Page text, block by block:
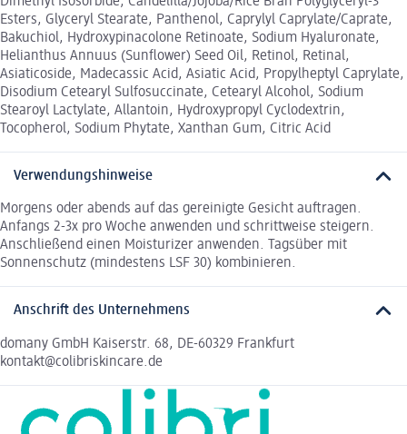
Esters, Glyceryl Stearate, Panthenol, Caprylyl Caprylate/Caprate,
Bakuchiol, Hydroxypinacolone Retinoate, Sodium Hyaluronate,
Helianthus Annuus (Sunflower) Seed Oil, Retinol, Retinal,
Asiaticoside, Madecassic Acid, Asiatic Acid, Propylheptyl Caprylate,
Disodium Cetearyl Sulfosuccinate, Cetearyl Alcohol, Sodium
Stearoyl Lactylate, Allantoin, Hydroxypropyl Cyclodextrin,
Tocopherol, Sodium Phytate, Xanthan Gum, Citric Acid
Verwendungshinweise
Morgens oder abends auf das gereinigte Gesicht auftragen.
Anfangs 2-3x pro Woche anwenden und schrittweise steigern.
Anschließend einen Moisturizer anwenden. Tagsüber mit
Sonnenschutz (mindestens LSF 30) kombinieren.
Anschrift des Unternehmens
domany GmbH Kaiserstr. 68, DE-60329 Frankfurt
kontakt@colibriskincare.de